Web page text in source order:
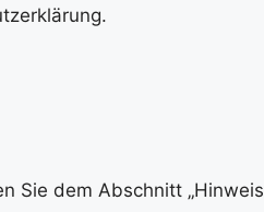
Sie dem Abschnitt „Hinweis